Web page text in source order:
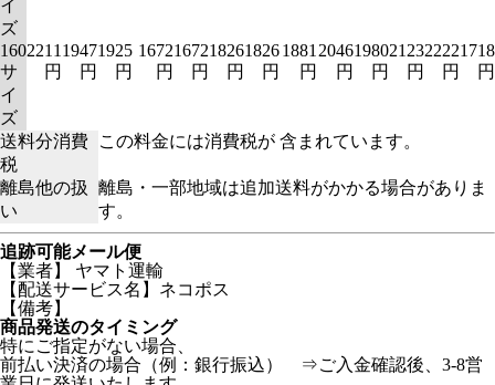
イ
ズ
160
サ
イ
ズ
2211
円
1947
円
1925
円
1672
円
1672
円
1826
円
1826
円
1881
円
2046
円
1980
円
2123
円
2222
円
1718
円
送料分消費
税
この料金には消費税が 含まれています。
離島他の扱
い
離島・一部地域は追加送料がかかる場合がありま
す。
追跡可能メール便
【業者】 ヤマト運輸
【配送サービス名】ネコポス
【備考】
商品発送のタイミング
特にご指定がない場合、
前払い決済の場合（例：銀行振込） ⇒ご入金確認後、3-8営